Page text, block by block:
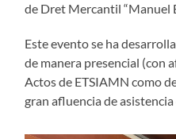
de Dret Mercantil “Manuel
Este evento se ha
de manera presencial (con
Actos de ETSIAMN como
gran afluencia de